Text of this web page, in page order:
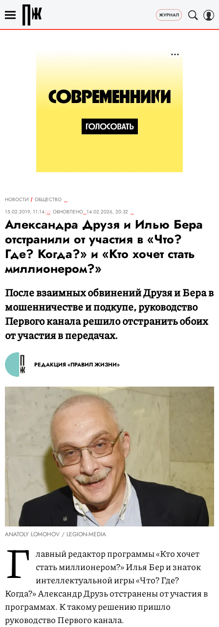
НОВОСТИ
ОБЩЕСТВО
15.02.2019, 11:14
ОБНОВЛЕНО 14.02.2026, 20:32
Александра Друзя и Илью Бера
отстранили от участия в «Что?
Где? Когда?» и «Кто хочет стать
миллионером?»
После взаимных обвинений Друзя и Бера в
мошенничестве и подкупе, руководство
Первого канала решило отстранить обоих
от участия в передачах.
РЕДАКЦИЯ «ПРАВИЛ ЖИЗНИ»
ANATOLY LOMOHOV / LEGION-MEDIA
Г лавный редактор программы «Кто хочет
стать миллионером?» Илья Бер и знаток
интеллектуальной игры «Что? Где?
Когда?» Александр Друзь отстранены от участия в
программах. К такому решению пришло
руководство Первого канала.